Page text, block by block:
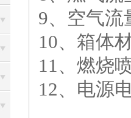
9、空气流
10、箱体
11、燃烧
12、电源